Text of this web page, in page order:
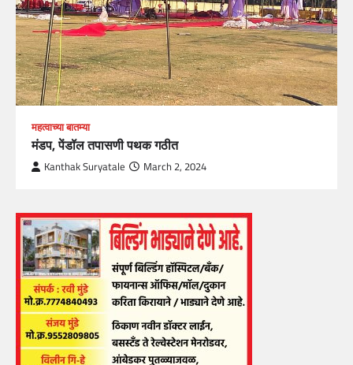
महत्वाच्या बातम्या
मंडप, पेंडॉल तपासणी पथक गठीत
Kanthak Suryatale March 2, 2024